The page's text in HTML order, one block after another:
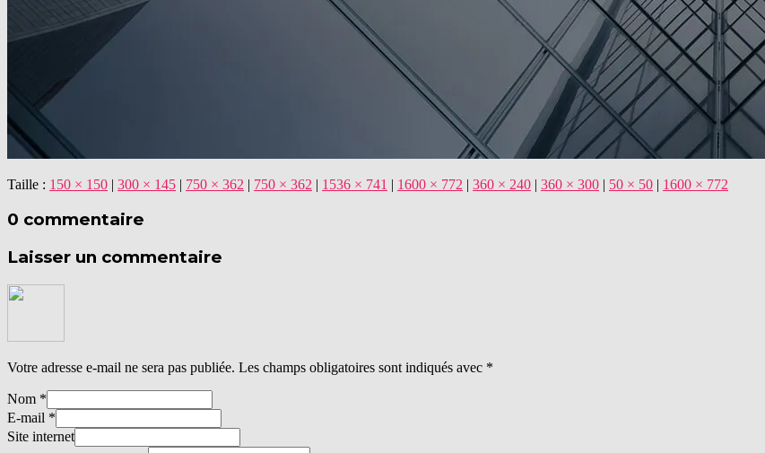
Taille : 150 × 150 | 300 × 145 | 750 × 362 | 750 × 362 | 1536 × 741 | 1600 × 772 | 360 × 240 | 360 × 300 | 50 × 50 | 1600 × 772
0 commentaire
Laisser un commentaire
Votre adresse e-mail ne sera pas publiée. Les champs obligatoires sont indiqués avec *
Nom *
E-mail *
Site internet